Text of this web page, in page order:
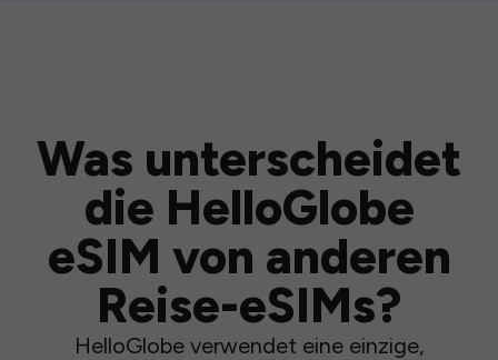
Was unterscheidet
die HelloGlobe
eSIM von anderen
Reise-eSIMs?
HelloGlobe verwendet eine einzige,